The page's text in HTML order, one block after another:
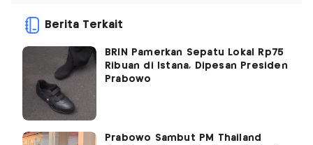
Berita Terkait
BRIN Pamerkan Sepatu Lokal Rp75
Ribuan di Istana, Dipesan Presiden
Prabowo
Prabowo Sambut PM Thailand